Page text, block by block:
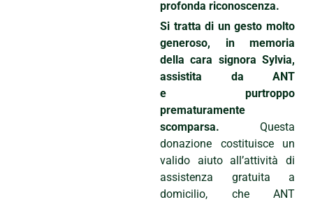
profonda riconoscenza.
Si tratta di un gesto molto
generoso, in memoria
della cara signora Sylvia,
assistita da ANT
e purtroppo
prematuramente
scomparsa. Questa
donazione costituisce un
valido aiuto all’attività di
assistenza gratuita a
domicilio, che ANT